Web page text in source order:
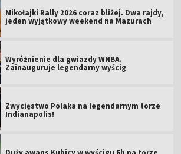
Mikołajki Rally 2026 coraz bliżej. Dwa rajdy,
jeden wyjątkowy weekend na Mazurach
Wyróżnienie dla gwiazdy WNBA.
Zainauguruje legendarny wyścig
Zwycięstwo Polaka na legendarnym torze
Indianapolis!